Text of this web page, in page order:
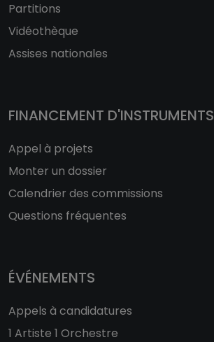
Partitions
Vidéothèque
Assises nationales
FINANCEMENT D'INSTRUMENTS
Appel à projets
Monter un dossier
Calendrier des commissions
Questions fréquentes
ÉVÉNEMENTS
Appels à candidatures
1 Artiste 1 Orchestre